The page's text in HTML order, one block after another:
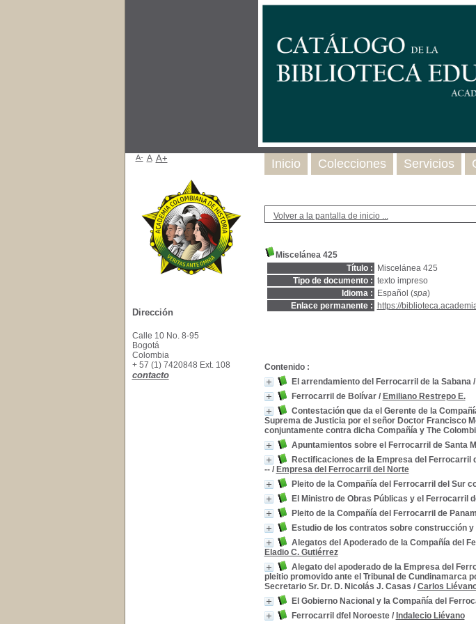
Volver a la pantalla de inicio ...
Miscelánea 425
Título :
Miscelánea 425
Tipo de documento : texto impreso
Idioma :
Español (spa)
Enlace permanente :
https://
Contenido :
El arrendamiento del Ferrocarril de la Sabana /
Ferrocarril de Bolívar / Emiliano Restrepo E.
Contestación que da el Gerente de la
Suprema de Justicia por el señor Doctor Francisco
conjuntamente contra dicha Compañía y The
Apuntamientos sobre el Ferrocarril de Santa
Rectificaciones de la Empresa del Ferrocarril
--/ Empresa del Ferrocarril del Norte
Pleito de la Compañía del Ferrocarril del Sur
El Ministro de Obras Públicas y el Ferrocarril
Pleito de la Compañía del Ferrocarril de
Estudio de los contratos sobre construcción
Alegatos del Apoderado de la Compañía del
Eladio C. Gutiérrez
Alegato del apoderado de la Empresa del
pleitio promovido ante el Tribunal de Cundinamarca
Secretario Sr. Dr. D. Nicolás J. Casas / Carlos
El Gobierno Nacional y la Compañía del
Ferrocarril dfel Noroeste / Indalecio Liévano
Inicio Colecciones Servicios
A- A A+
Dirección
Calle 10 No. 8-95
Bogotá
Colombia
+ 57 (1) 7420848 Ext. 108
contacto